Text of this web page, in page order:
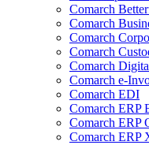
Comarch
Comarch
Comarch
Comarch
Comarch
Comarch e-
Comarch EDI
Comarch ERP
Comarch ERP
Comarch ERP